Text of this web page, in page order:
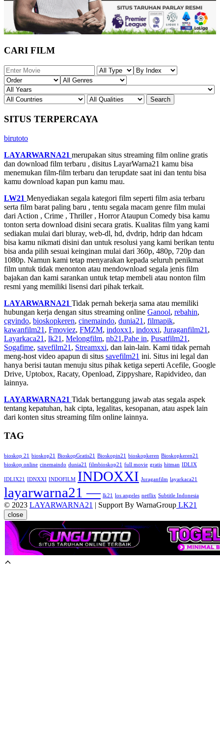
CARI FILM
SITUS TERPERCAYA
birutoto
LAYARWARNA21 merupakan situs streaming film online gratis
dan download film terbaru , disitus LayarWarna21 kamu bisa
menemukan film-film terbaru dan terupdate saat ini dan tentu bisa
kamu download kapan pun kamu mau.
LW21 Menyediakan segala kategori film seperti film asia terbaru
serta film barat paling baru , tentu segala macam genre film mulai
dari Action , Crime , Thriller , Horror Ataupun Comedy bisa kamu
tonton serta download disini secara gratis. Kualitas film yang kami
sediakan mulai dari bluray, web-dl, hd, dvdrip, hdrip dan hdcam
bisa kamu nikmati disini dan untuk resolusi yang kami berikan tentu
bisa anda pilih sesuai keinginan mulai dari 360p, 480p, 720p dan
1080p. Namun kami tetap menyarakan kepada seluruh penikmat
film untuk tidak menonton atau mendownload segala jenis film
bajakan dan kami sarankan untuk tetap membeli atau nonton film
resmi yang memiliki lisensi dari pihak terkait.
LAYARWARNA21 Tidak pernah bekerja sama atau memiliki
hubungan kerja dengan situs streaming online Ganool, rebahin,
cgvindo, bioskopkeren, cinemaindo, dunia21 , filmapik,
kawanfilm21 , Fmoviez, FMZM, indoxx1 , indoxxi, Juraganfilm21 ,
Layarkaca21 , lk21 , Melongfilm, nb21 ,Pahe in, Pusatfilm21 ,
Sogafime, savefilm21 , Streamxxi, dan lain-lain. Kami tidak pernah
meng-host video apapun di situs savefilm21 ini. Situs ini legal dan
hanya berisi tautan menuju situs pihak ketiga seperti Acefile, Google
Drive, Uptobox, Racaty, Openload, Zippyshare, Rapidvideo, dan
lainnya.
LAYARWARNA21 Tidak bertanggung jawab atas segala aspek
tentang kepatuhan, hak cipta, legalitas, kesopanan, atau aspek lain
dari konten situs streaming film online lainnya.
TAG
bioskop 21 bioskop21 BioskopGratis21 Bioskopin21 bioskopkeren Bioskopkeren21
bioskop online cinemaindo dunia21 filmbioskop21 full movie gratis hitman IDLIX
IDLIX21 IDNXXI INDOFILM INDOXXI Juraganfilm layarkaca21
layarwarna21 — lk21 los angeles netflix Subtitle Indonesia
© 2023 LAYARWARNA21 | Support By WarnaGroup LK21
close